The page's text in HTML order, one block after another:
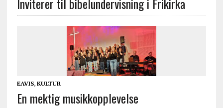
Inviterer til bibelundervisning i Frikirka
EAVIS, KULTUR
En mektig musikkopplevelse